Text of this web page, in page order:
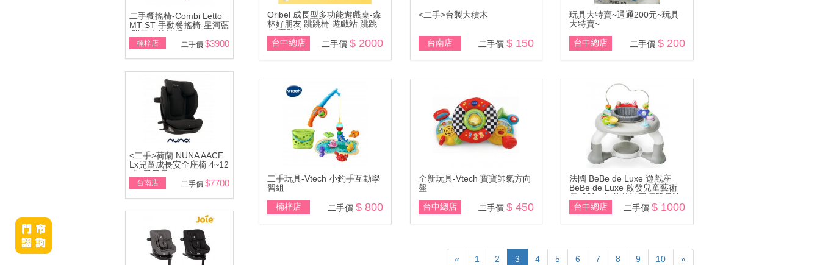
二手餐搖椅-Combi Letto
MT ST 手動餐搖椅-星河藍
\附基本款蚊帳
楠梓店 二手價 $3900
<二手>荷蘭 NUNA AACE
Lx兒童成長安全座椅 4~12
歲~展示品
台南店 二手價 $7700
Oribel 成長型多功能遊戲桌-森
林好朋友 跳跳椅 遊戲站 跳跳
桌 彈跳椅
台中總店
二手價 $ 2000
<二手>台製大積木
台南店 二手價$ 150
玩具大特賣~通通200元~玩具
大特賣~
台中總店
二手價 $ 200
二手玩具-Vtech 小釣手互動學
習組
楠梓店
二手價 $ 800
全新玩具-Vtech 寶寶帥氣方向
盤
台中總店
二手價$ 450
法國 BeBe de Luxe 遊戲座
BeBe de Luxe 啟發兒童藝術
靈感與IQ智能的法國優質品牌
台中總店
二手價 $ 1000
« 1 2 3 4 5 6 7 8 9 10 »